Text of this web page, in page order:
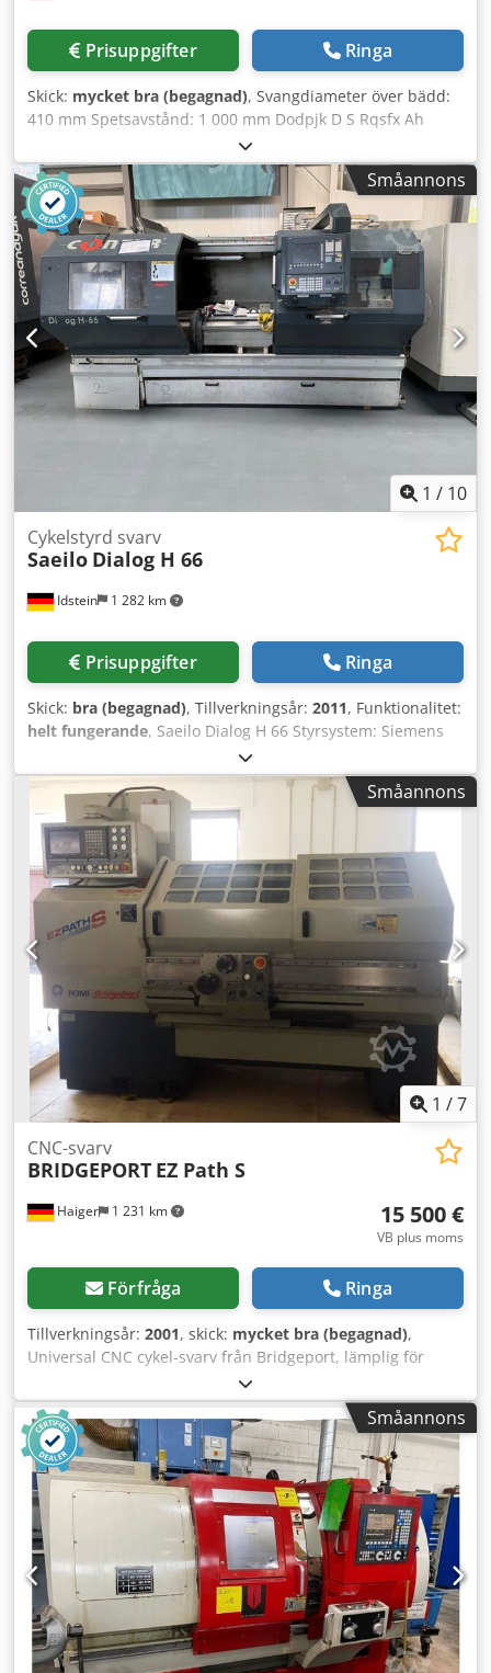
Prisuppgifter Ringa
Skick: mycket bra (begagnad), Svangdiameter över bädd:
410 mm Spetsavstånd: 1 000 mm Dodpjk D S Rqsfx Ah
Dswa Spindelvarvtal: 4–3 000 varv/minut Styrsystem:
WEILER Diverse tillbehör MARCELS MASCHINEN CH
Småannons
1 / 10
Idstein 1 282 km
Cykelstyrd svarv
Saeilo Dialog H 66
Prisuppgifter Ringa
Skick: bra (begagnad), Tillverkningsår: 2011, Funktionalitet:
helt fungerande, Saeilo Dialog H 66 Styrsystem: Siemens
840DSL med ShopTurn Svangdiameter över bädd: 600 mm
Spetsavstånd: 2.000 mm Svarvlängd: 1980 mm Växelsteg: 2
Dodpfx Asy D I Hmeh Dewa Spindelgenomgång: 105 mm
Varvtal: 2.500 rpm Effekt: 18,5 kW
Småannons
1 /7
Haiger 1 231 km
CNC-svarv
BRIDGEPORT EZ Path S
15 500 €
VB plus moms
Förfråga Ringa
Tillverkningsår: 2001, skick: mycket bra (begagnad),
Universal CNC cykel-svarv från Bridgeport, lämplig för
verktygs-, fixtur- och formtillverkning samt utbildning.
Svingdiameter: 430 mm Styrsystem: Fanuc 20T Tekniska
data Dwedpfxefglx Re Ah Dea Svingdiameter: 430 mm
Centrumavstånd: 1000 mm Styrsystem: Siemens Fanuc 20
T Pinoldocka: MK 4 Verktygshållare: Multifix Varvtal: 1-4000
varv/min Anslutning: 380V - 7,5 kW Kontaktperson: AWM
GmbH Herr Mario Wurm
Småannons